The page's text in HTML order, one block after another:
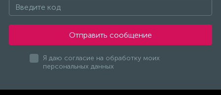
Отправить сообщение
Я даю согласие на обработку моих
персональных данных